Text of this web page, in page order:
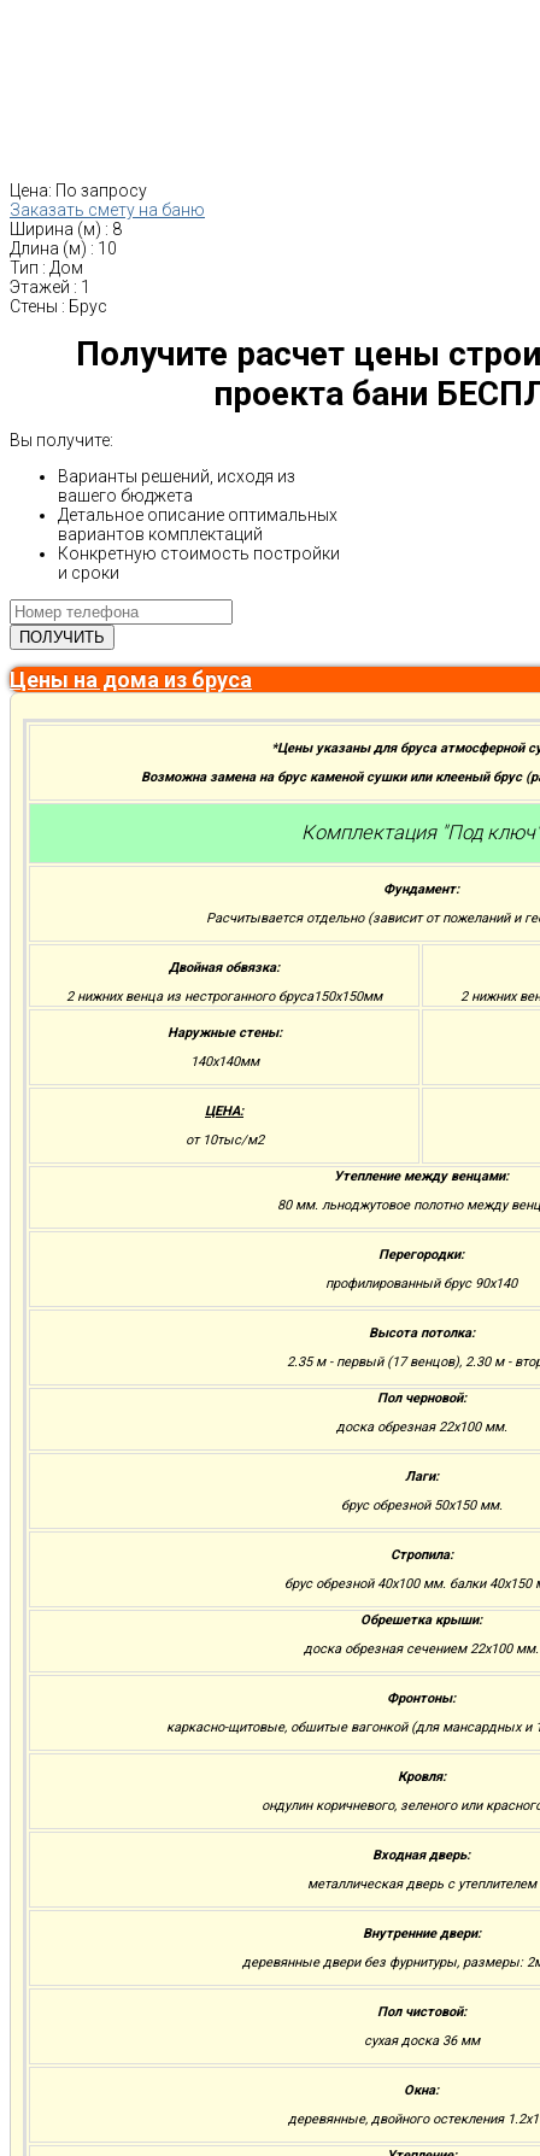
Цена: По запросу
Заказать смету на баню
Ширина (м) : 8
Длина (м) : 10
Тип : Дом
Этажей : 1
Стены : Брус
Получите расчет цены
проекта бани
Вы получите:
Варианты решений, исходя из
вашего бюджета
Детальное описание оптимальных
вариантов комплектаций
Конкретную стоимость постройки
и сроки
Цены на дома из бруса
*Цены указаны для бруса атмосферной
Возможна замена на брус каменой сушки или клееный брус
Комплектация "Под ключ"
Фундамент:
Расчитывается отдельно (зависит от пожеланий и
Двойная обвязка:
2 нижних венца из нестроганного бруса150х150мм
2 нижних
Наружные стены:
140х140мм
ЦЕНА:
от 10тыс/м2
Утепление между венцами:
80 мм. льноджутовое полотно между
Перегородки:
профилированный брус 90х140
Высота потолка:
2.35 м - первый (17 венцов), 2.30 м -
Пол черновой:
доска обрезная 22х100 мм.
Лаги:
брус обрезной 50х150 мм.
Стропила:
брус обрезной 40х100 мм. балки 40х150
Обрешетка крыши:
доска обрезная сечением 22х100 мм.
Фронтоны:
каркасно-щитовые, обшитые вагонкой (для мансардных и
Кровля:
ондулин коричневого, зеленого или
Входная дверь:
металлическая дверь с утеплителем
Внутренние двери:
деревянные двери без фурнитуры, размеры:
Пол чистовой:
сухая доска 36 мм
Окна:
деревянные, двойного остекления